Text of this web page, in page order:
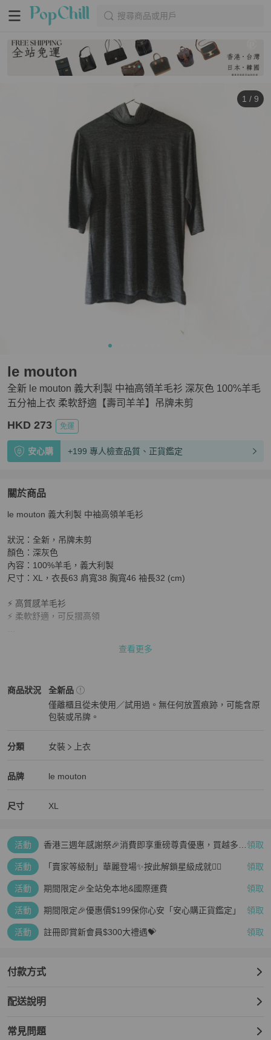
搜尋商品或用戶
1 / 9
全新 le mouton 義大利製 中袖高領羊毛衫 深灰色 100%羊毛
五分袖上衣 柔軟舒適【壽司羊羊】吊牌未剪
le mouton
HKD 273 免運
安心購 +199 專人檢查品質、正貨鑑定
關於商品
關於全新 le mouton 義大利製 中袖高領羊毛衫 深灰色 100%
le mouton 義大利製 中袖高領羊毛衫
狀況：全新，吊牌未剪
顏色：深灰色
內容：100%羊毛，義大利製
尺寸：XL，衣長63 肩寬38 胸寬46 袖長32 (cm)
⚡ 高質感羊毛衫
⚡ 柔軟舒適，可反摺高領
查看更多
商品狀況
女裝商品狀態與細節
全新品
僅離櫃且從未使用／試用過。無任何放置痕跡，可能含原
包裝或吊牌。
分類
女裝分類資訊女裝
上衣
品牌
精品女裝 品牌介紹
le mouton
尺寸 XL
活動
香港三週年感謝祭🎉消費即享重磅尊貴優惠，買越多、 領取
活動 「賣家等級制」華麗登場✨按此解鎖星級成就👆🏻 領取
活動 期間限定🎉全站免本地&國際運費 領取
活動 期間限定🎉優惠價$199保你心安「安心購正貨鑑定」 領取
活動 註冊即賞新會員$300大禮遇💝 領取
付款方式
配送說明
常見問題